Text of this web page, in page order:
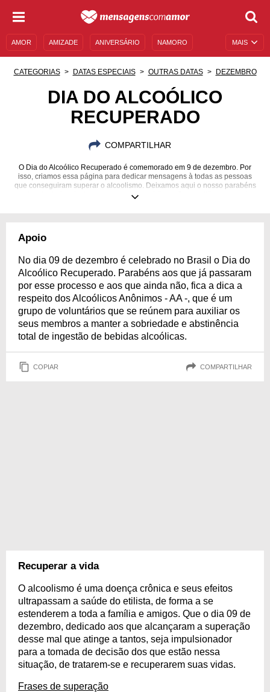
MAIS
AMOR AMIZADE ANIVERSÁRIO NAMORO
DESCULPAS
MENSAGENS E FRASES MENSAGENS DE ANIVERSÁRIO
CATEGORIAS DATAS ESPECIAIS OUTRAS DATAS DEZEMBRO
DIA DO ALCOÓLICO
RECUPERADO
COMPARTILHAR
O Dia do Alcoólico Recuperado é comemorado em 9 de dezembro. Por
isso, criamos essa página para dedicar mensagens à todas as pessoas
que conseguiram superar o alcoolismo. Deixamos aqui o nosso parabéns
e desejo de fortalecimento nessa luta cotidiana. Compartilhe com mais
Apoio
No dia 09 de dezembro é celebrado no Brasil o Dia do
Alcoólico Recuperado. Parabéns aos que já passaram
por esse processo e aos que ainda não, fica a dica a
respeito dos Alcoólicos Anônimos - AA -, que é um
grupo de voluntários que se reúnem para auxiliar os
seus membros a manter a sobriedade e abstinência
total de ingestão de bebidas alcoólicas.
COPIAR COMPARTILHAR
Recuperar a vida
O alcoolismo é uma doença crônica e seus efeitos
ultrapassam a saúde do etilista, de forma a se
estenderem a toda a família e amigos. Que o dia 09 de
dezembro, dedicado aos que alcançaram a superação
desse mal que atinge a tantos, seja impulsionador
para a tomada de decisão dos que estão nessa
situação, de tratarem-se e recuperarem suas vidas.
Frases de superação